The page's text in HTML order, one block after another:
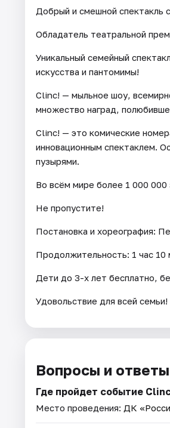
Добрый и смешной спектакль
Обладатель театральной
Уникальный семейный
искусства и пантомимы!
Clinc! — мыльное шоу,
множество наград,
Clinc! — это комические
инновационным спектаклем.
пузырями.
Во всём мире более 1 000
Не пропустите!
Постановка и хореография:
Продолжительность: 1 час 10
Дети до 3-х лет бесплатно,
Удовольствие для всей
Вопросы и ответы
Где пройдет событие
Место проведения: ДК